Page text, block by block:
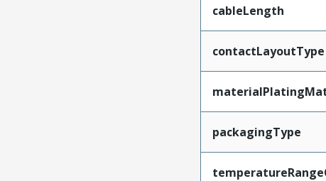
cableLength
contactLayoutType
packagingType